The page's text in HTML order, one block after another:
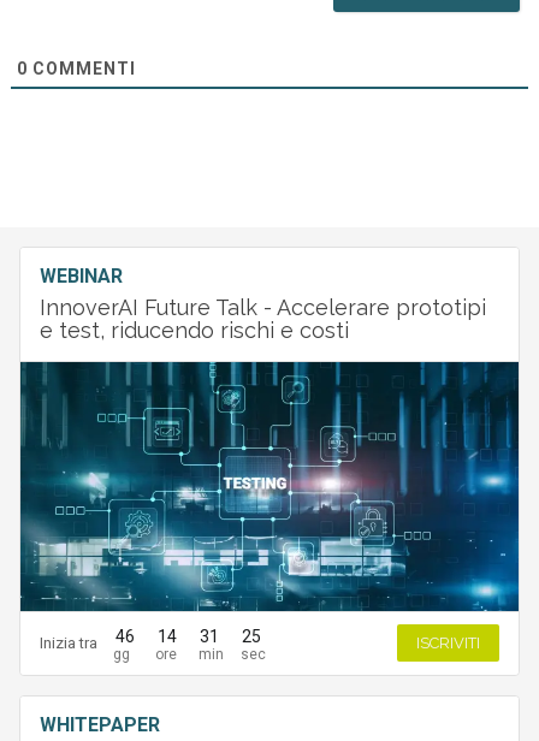
0 COMMENTI
WEBINAR
InnoverAI Future Talk - Accelerare prototipi
e test, riducendo rischi e costi
Inizia tra 46 14 31 24 ISCRIVITI
WHITEPAPER